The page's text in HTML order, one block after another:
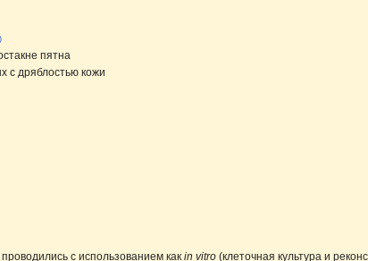
пятна
с дряблостью кожи
с использованием как in vitro (клеточная культура и